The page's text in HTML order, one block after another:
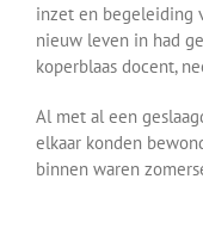
inzet en begeleiding
nieuw leven in had
koperblaas docent,
Al met al een
elkaar konden
binnen waren